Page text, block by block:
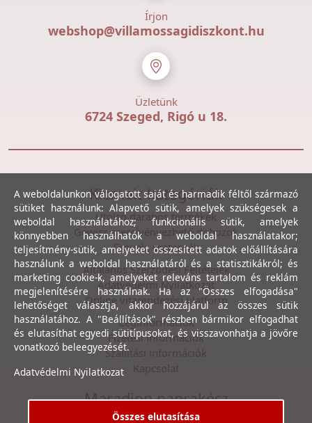
Írjon
webshop@villamossagidiszkont.hu
Üzletünk
6724 Szeged, Rigó u 18.
Kiemelt kategóriák
Utolsó darabos termékek
Gewiss szerelvényezhető dobozok
Csövek, csatornák
Általános Szerződési Feltételek
Adatvédelmi Nyilatkozat
Online vitarendezési platform
Céginformációk
Fizetési információk
Szállítási információk
Kapcsolat
Maradjon naprakész
A weboldalunkon válogatott saját és harmadik féltől származó
sütiket használunk: Alapvető sütik, amelyek szükségesek a
weboldal használatához; funkcionális sütik, amelyek
könnyebben használhatók a weboldal használatakor;
teljesítmény-sütik, amelyeket összesített adatok előállítására
használunk a weboldal használatáról és a statisztikákról; és
marketing cookie-k, amelyeket releváns tartalom és reklám
megjelenítésére használnak. Ha az "Összes elfogadása"
lehetőséget választja, akkor hozzájárul az összes sütik
használatához. A "Beállítások" részben bármikor elfogadhat
és elutasíthat egyedi sütitípusokat, és visszavonhatja a jövőre
vonatkozó beleegyezését.
Adatvédelmi Nyilatkozat
Összes elutasítása